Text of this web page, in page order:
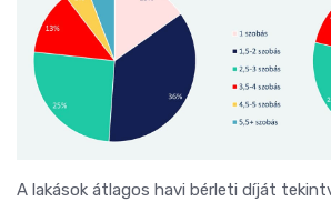
A lakások átlagos havi bérleti díját